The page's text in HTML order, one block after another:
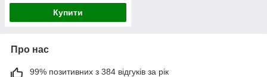
Купити
Про нас
99% позитивних з 384 відгуків за рік